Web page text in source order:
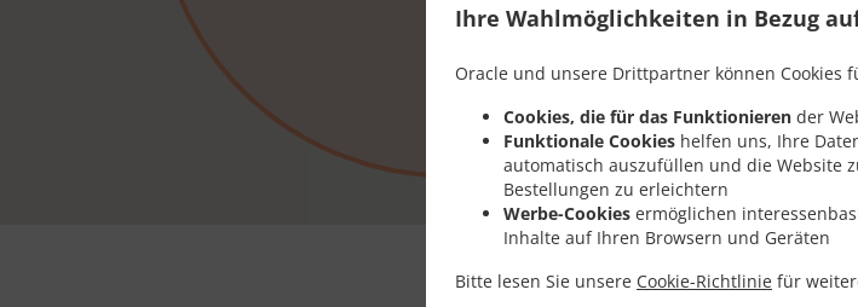
Ihre Wahlmöglichkeiten in Bezug
Oracle und unsere Drittpartner können Cookies
Cookies, die für das Funktionieren der
Funktionale Cookies helfen uns, Ihre
automatisch auszufüllen und die Website
Bestellungen zu erleichtern
Werbe-Cookies ermöglichen
Inhalte auf Ihren Browsern und Geräten
Bitte lesen Sie unsere Cookie-Richtlinie für